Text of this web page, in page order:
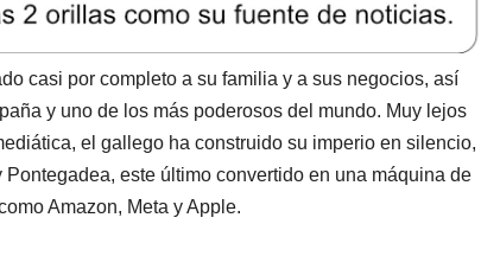
casi por completo a su familia y a sus negocios, así
y uno de los más poderosos del mundo. Muy lejos
el gallego ha construido su imperio en silencio,
este último convertido en una máquina de
Amazon, Meta y Apple.